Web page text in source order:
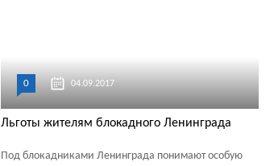
0 04.09.2017
Льготы жителям блокадного Ленинграда
Под блокадниками Ленинграда понимают особую